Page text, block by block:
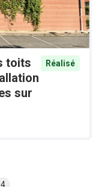
toits
sur
Réalisé
4